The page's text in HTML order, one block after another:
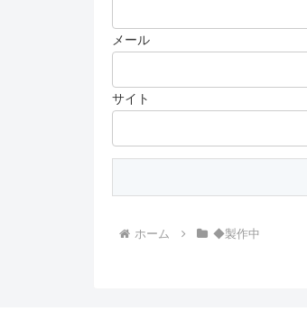
メール
サイト
ホーム ◆製作中